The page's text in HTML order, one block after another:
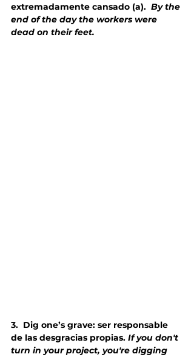
extremadamente cansado (a). By the
end of the day the workers were
dead on their feet.
3. Dig one’s grave: ser responsable
de las desgracias propias. If you don't
turn in your project, you're digging